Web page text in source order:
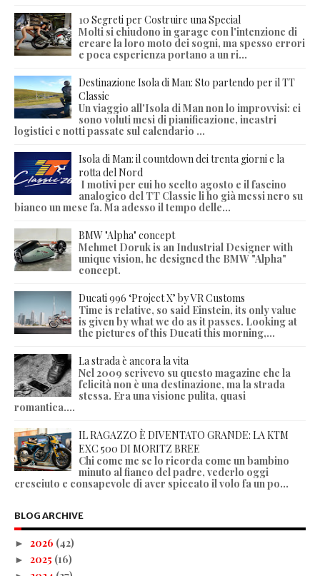
10 Segreti per Costruire una Special
Molti si chiudono in garage con l'intenzione di
creare la loro moto dei sogni, ma spesso errori
e poca esperienza portano a un ri...
Destinazione Isola di Man: Sto partendo per il TT
Classic
Un viaggio all'Isola di Man non lo improvvisi: ci
sono voluti mesi di pianificazione, incastri
logistici e notti passate sul calendario ...
Isola di Man: il countdown dei trenta giorni e la
rotta del Nord
I motivi per cui ho scelto agosto e il fascino
analogico del TT Classic li ho già messi nero su
bianco un mese fa. Ma adesso il tempo delle...
BMW "Alpha" concept
Mehmet Doruk is an Industrial Designer with
unique vision, he designed the BMW "Alpha"
concept.
Ducati 996 ‘Project X’ by VR Customs
Time is relative, so said Einstein, its only value
is given by what we do as it passes. Looking at
the pictures of this Ducati this morning,...
La strada è ancora la vita
Nel 2009 scrivevo su questo magazine che la
felicità non è una destinazione, ma la strada
stessa. Era una visione pulita, quasi
romantica....
IL RAGAZZO È DIVENTATO GRANDE: LA KTM
EXC 500 DI MORITZ BREE
Chi come me se lo ricorda come un bambino
minuto al fianco del padre, vederlo oggi
cresciuto e consapevole di aver spiccato il volo fa un po...
BLOG ARCHIVE
► 2026 (42)
► 2025 (16)